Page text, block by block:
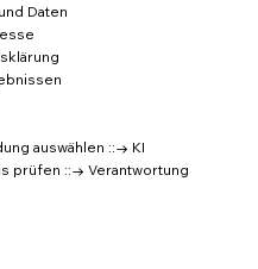
Daten
auswählen ::→ KI
prüfen ::→ Verantwortung